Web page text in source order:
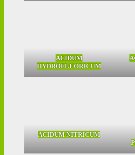
ACIDUM
HYDROFLUORICUM
ACIDUM NITRICUM